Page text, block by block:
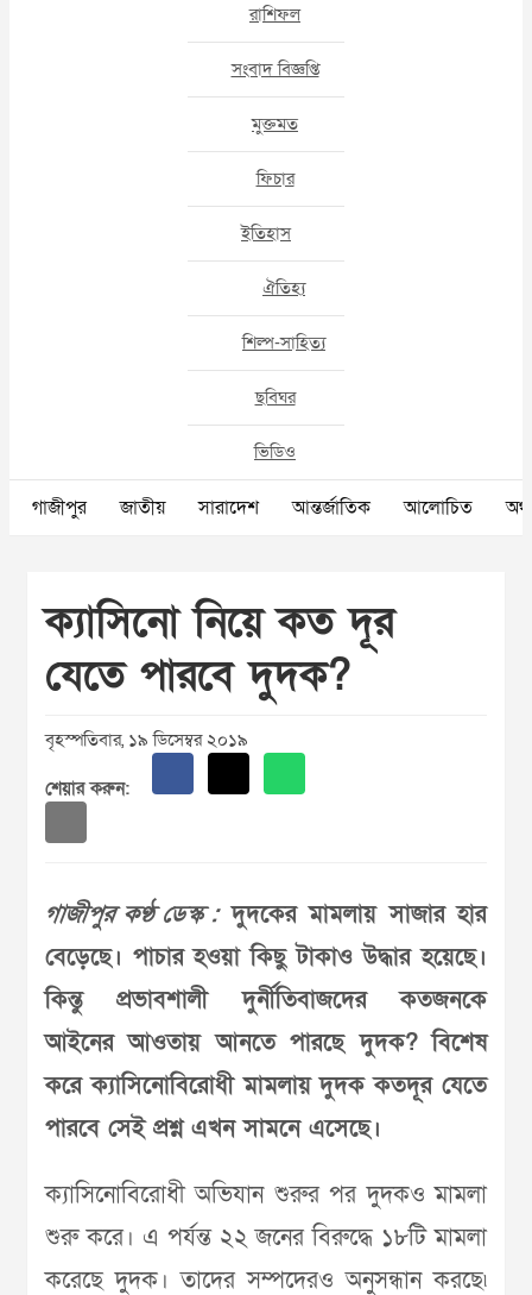
রাশিফল
সংবাদ বিজ্ঞপ্তি
মুক্তমত
ফিচার
ইতিহাস
ঐতিহ্য
শিল্প-সাহিত্য
ছবিঘর
ভিডিও
গাজীপুর জাতীয় সারাদেশ আন্তর্জাতিক আলোচিত
ক্যাসিনো নিয়ে কত দূর
যেতে পারবে দুদক?
বৃহস্পতিবার, ১৯ ডিসেম্বর ২০১৯
শেয়ার করুন:
গাজীপুর কণ্ঠ ডেস্ক :দুদকের মামলায় সাজার হার
বেড়েছে। পাচার হওয়া কিছু টাকাও উদ্ধার হয়েছে।
কিন্তু প্রভাবশালী দুর্নীতিবাজদের কতজনকে
আইনের আওতায় আনতে পারছে দুদক? বিশেষ
করে ক্যাসিনোবিরোধী মামলায় দুদক কতদূর যেতে
পারবে সেই প্রশ্ন এখন সামনে এসেছে।
ক্যাসিনোবিরোধী অভিযান শুরুর পর দুদকও মামলা
শুরু করে। এ পর্যন্ত ২২ জনের বিরুদ্ধে ১৮টি মামলা
করেছে দুদক। তাদের সম্পদেরও অনুসন্ধান করছে৷